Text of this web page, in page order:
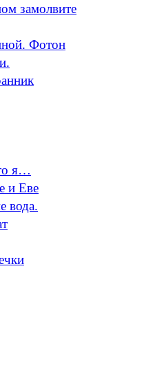
замолвите
Фотон
я…
и Еве
вода.